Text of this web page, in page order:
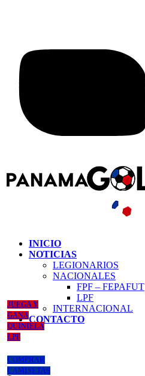
INICIO
NOTICIAS
LEGIONARIOS
NACIONALES
FPF – FEPAFUT
LPF
INTERNACIONAL
CONTACTO
JUEGA Y
GANA
QUINIELA
LPF
COMPRAR
CAMISETAS